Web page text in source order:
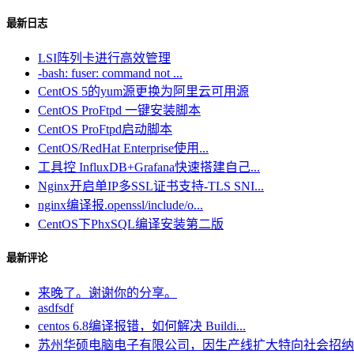
最新日志
LSI阵列卡进行高效管理
-bash: fuser: command not ...
CentOS 5的yum源更换为阿里云可用源
CentOS ProFtpd 一键安装脚本
CentOS ProFtpd启动脚本
CentOS/RedHat Enterprise使用...
工具控 InfluxDB+Grafana快速搭建自己...
Nginx开启单IP多SSL证书支持-TLS SNI...
nginx编译报.openssl/include/o...
CentOS下PhxSQL编译安装第二版
最新评论
来晚了。谢谢你的分享。
asdfsdf
centos 6.8编译报错，如何解决 Buildi...
苏州华硕电脑电子有限公司，因生产线扩大特向社会招